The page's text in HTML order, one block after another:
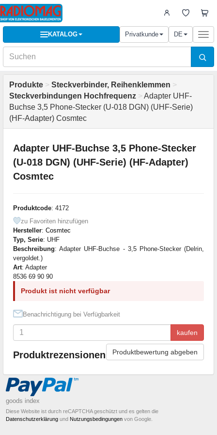
KATALOG Privatkunde DE
Produkte > Steckverbinder, Reihenklemmen >
Steckverbindungen Hochfrequenz > Adapter UHF-
Buchse 3,5 Phone-Stecker (U-018 DGN) (UHF-Serie)
(HF-Adapter) Cosmtec
Adapter UHF-Buchse 3,5 Phone-Stecker
(U-018 DGN) (UHF-Serie) (HF-Adapter)
Cosmtec
Produktcode: 4172
zu Favoriten hinzufügen
Hersteller: Cosmtec
Typ, Serie: UHF
Beschreibung: Adapter UHF-Buchse - 3,5 Phone-Stecker (Delrin,
vergoldet.)
Art: Adapter
8536 69 90 90
Produkt ist nicht verfügbar
Benachrichtigung bei Verfügbarkeit
kaufen
Produktrezensionen Produktbewertung abgeben
goods index
Diese Website ist durch reCAPTCHA geschützt und es gelten die
Datenschutzerklärung und Nutzungsbedingungen von Google.